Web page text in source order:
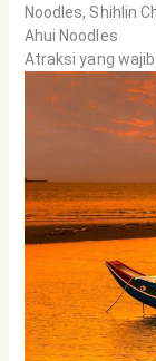
Noodles, Shihlin
Ahui Noodles
Atraksi yang